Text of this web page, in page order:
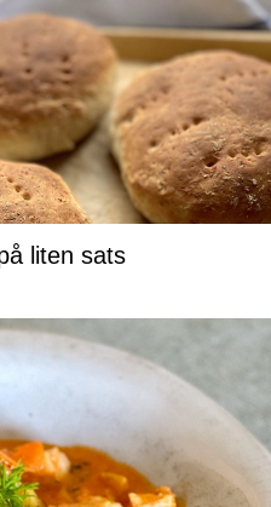
liten sats